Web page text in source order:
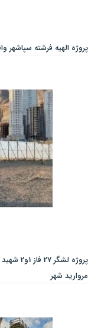
پروژه الهیه فرشته سپاشهر واقع
پروژه
مروارید شهر